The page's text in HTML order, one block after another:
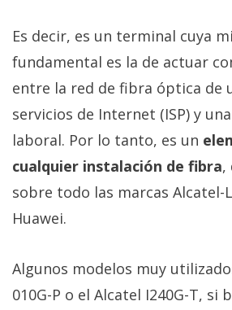
Legal
El medio de
digital donde
encontrarás
todas las
noticias sobre
tecnología,
móviles,
apps,
comparativas,
trucos y
tutoriales.
Es decir, es un terminal cuya
fundamental es la de actuar
entre la red de fibra óptica de
servicios de Internet (ISP) y
laboral. Por lo tanto, es un
cualquier instalación de fibra,
sobre todo las marcas Alcatel-
Huawei.
Algunos modelos muy
010G-P o el Alcatel I240G-T, si